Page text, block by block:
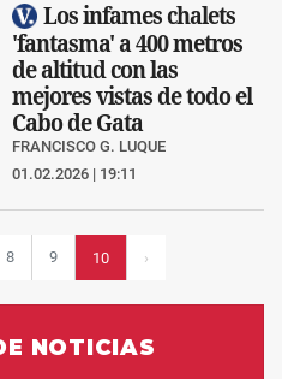
Los infames chalets
'fantasma' a 400 metros
de altitud con las
mejores vistas de todo el
Cabo de Gata
FRANCISCO G. LUQUE
01.02.2026 | 19:11
8 9 10 ›